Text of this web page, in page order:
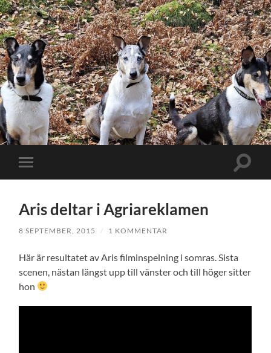
Slå
på/av
Slå
Aris deltar i Agriareklamen
8 SEPTEMBER, 2015 / 1 KOMMENTAR
Här är resultatet av Aris filminspelning i somras. Sista
scenen, nästan längst upp till vänster och till höger sitter
hon